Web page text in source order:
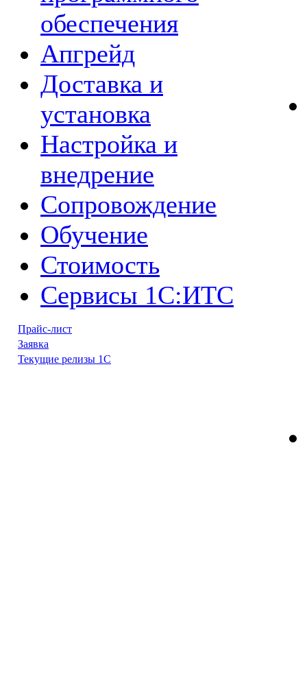
обеспечения
Апгрейд
Доставка и
установка
Настройка и
внедрение
Сопровождение
Обучение
Стоимость
Сервисы 1С:ИТС
Прайс-лист
Заявка
Текущие релизы 1С